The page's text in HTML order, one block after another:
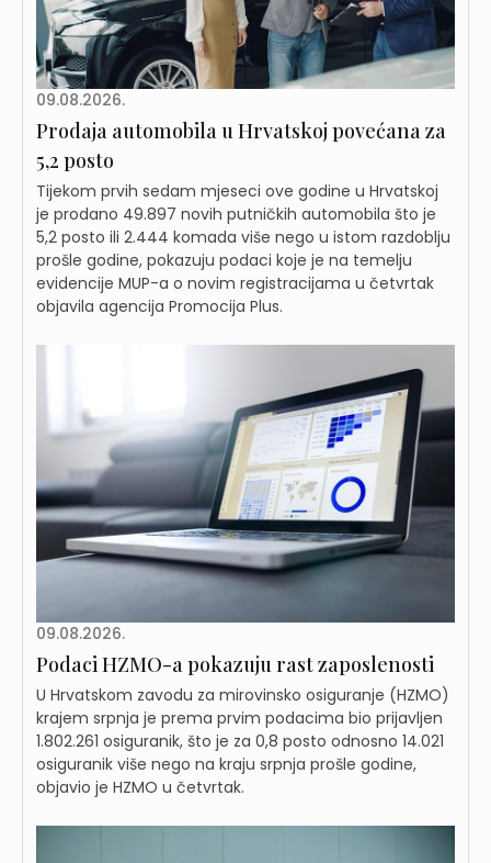
09.08.2026.
Prodaja automobila u Hrvatskoj povećana za
5,2 posto
Tijekom prvih sedam mjeseci ove godine u Hrvatskoj
je prodano 49.897 novih putničkih automobila što je
5,2 posto ili 2.444 komada više nego u istom razdoblju
prošle godine, pokazuju podaci koje je na temelju
evidencije MUP-a o novim registracijama u četvrtak
objavila agencija Promocija Plus.
09.08.2026.
Podaci HZMO-a pokazuju rast zaposlenosti
U Hrvatskom zavodu za mirovinsko osiguranje (HZMO)
krajem srpnja je prema prvim podacima bio prijavljen
1.802.261 osiguranik, što je za 0,8 posto odnosno 14.021
osiguranik više nego na kraju srpnja prošle godine,
objavio je HZMO u četvrtak.